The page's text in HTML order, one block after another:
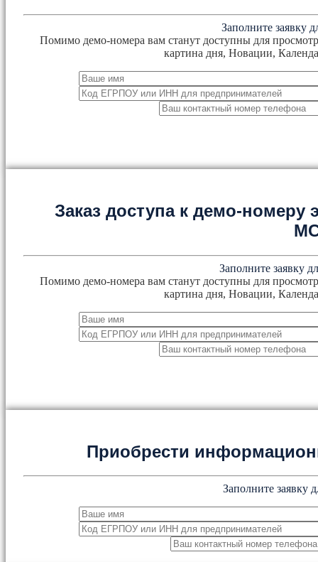
Заполните заявку
Помимо демо-номера вам станут доступны для
картина дня, Новации,
Заказ доступа к демо-номеру
Заполните заявку
Помимо демо-номера вам станут доступны для
картина дня, Новации,
Приобрести
Заполните заявку